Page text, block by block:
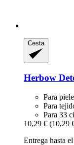
Cesta
Herbow
Para
Para
Para 33
10,29 € (10,29
Entrega hasta